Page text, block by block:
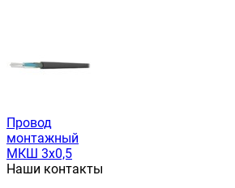
Провод
монтажный
МКШ 3х0,5
Наши контакты